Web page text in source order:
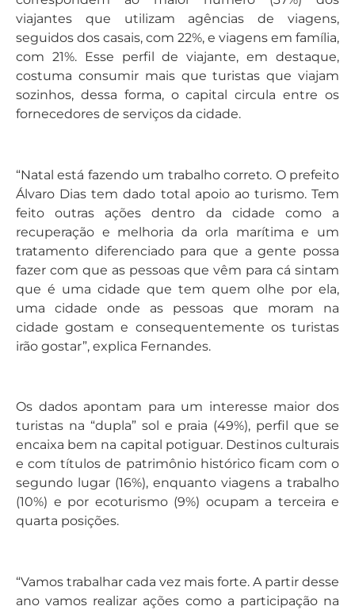
viajantes que utilizam agências de viagens,
seguidos dos casais, com 22%, e viagens em família,
com 21%. Esse perfil de viajante, em destaque,
costuma consumir mais que turistas que viajam
sozinhos, dessa forma, o capital circula entre os
fornecedores de serviços da cidade.
“Natal está fazendo um trabalho correto. O prefeito
Álvaro Dias tem dado total apoio ao turismo. Tem
feito outras ações dentro da cidade como a
recuperação e melhoria da orla marítima e um
tratamento diferenciado para que a gente possa
fazer com que as pessoas que vêm para cá sintam
que é uma cidade que tem quem olhe por ela,
uma cidade onde as pessoas que moram na
cidade gostam e consequentemente os turistas
irão gostar”, explica Fernandes.
Os dados apontam para um interesse maior dos
turistas na “dupla” sol e praia (49%), perfil que se
encaixa bem na capital potiguar. Destinos culturais
e com títulos de patrimônio histórico ficam com o
segundo lugar (16%), enquanto viagens a trabalho
(10%) e por ecoturismo (9%) ocupam a terceira e
quarta posições.
“Vamos trabalhar cada vez mais forte. A partir desse
ano vamos realizar ações como a participação na